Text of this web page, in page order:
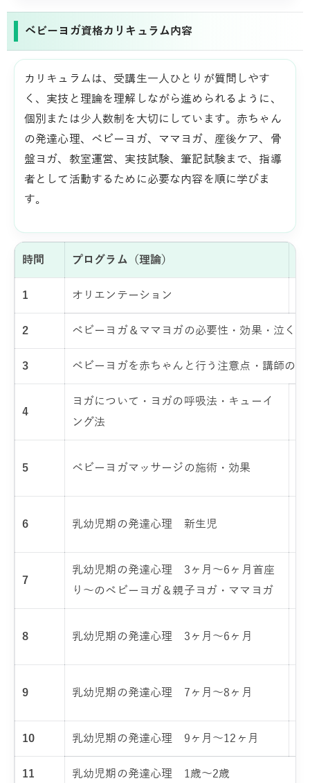
ベビーヨガ資格カリキュラム内容
カリキュラムは、受講生一人ひとりが質問しやす
く、実技と理論を理解しながら進められるように、
個別または少人数制を大切にしています。赤ちゃん
の発達心理、ベビーヨガ、ママヨガ、産後ケア、骨
盤ヨガ、教室運営、実技試験、筆記試験まで、指導
者として活動するために必要な内容を順に学びま
す。
時間 プログラム（理論）
1 オリエンテーション
2 ベビーヨガ＆ママヨガの必要性・効果・泣くと
3 ベビーヨガを赤ちゃんと行う注意点・講師の心
4
ヨガについて・ヨガの呼吸法・キューイ
ング法
5 ベビーヨガマッサージの施術・効果
6 乳幼児期の発達心理 新生児
7
乳幼児期の発達心理 3ヶ月～6ヶ月首座
り～のベビーヨガ＆親子ヨガ・ママヨガ
8 乳幼児期の発達心理 3ヶ月～6ヶ月
9 乳幼児期の発達心理 7ヶ月～8ヶ月
10 乳幼児期の発達心理 9ヶ月～12ヶ月
11 乳幼児期の発達心理 1歳～2歳